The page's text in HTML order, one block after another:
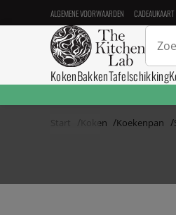
ALGEMENE VOORWAARDEN CADEAUKAART
KokenBakkenTafelschikking
Start Koken Koekenpan